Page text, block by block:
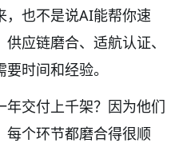
，也不是说AI能帮你速
应链磨合、适航认证、
时间和经验。
年交付上千架？因为他们
每个环节都磨合得很顺